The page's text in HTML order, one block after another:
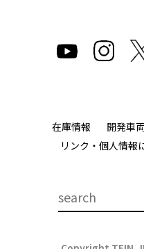
在庫情報 開発車
リンク・個人情報